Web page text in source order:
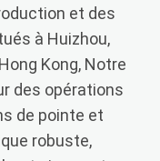
et des
à Huizhou,
Kong, Notre
des opérations
de pointe et
robuste,